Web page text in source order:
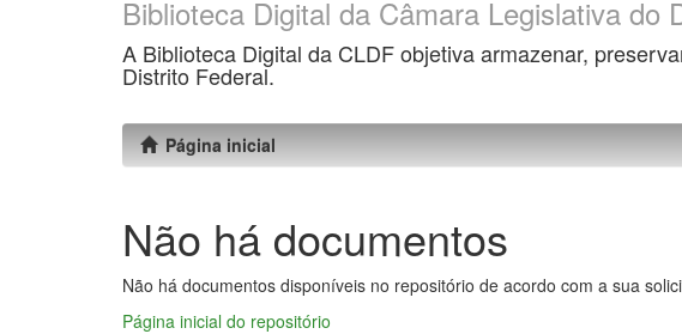
Biblioteca Digital da Câmara Legislativa do
A Biblioteca Digital da CLDF objetiva armazenar,
Distrito Federal.
Página inicial
Não há documentos
Não há documentos disponíveis no repositório de acordo com a sua
Página inicial do repositório